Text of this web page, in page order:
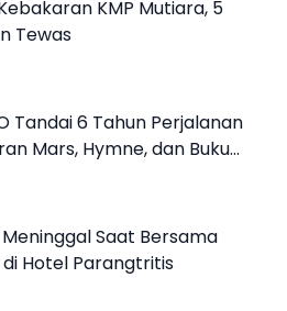
KMP Mutiara, 5
Tewas
Tandai 6 Tahun Perjalanan
Mars, Hymne, dan Buku
Saat Bersama
Hotel Parangtritis